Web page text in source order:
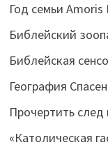
Год семьи
Библейский
Библейская
География
Прочертить след
«Католическая